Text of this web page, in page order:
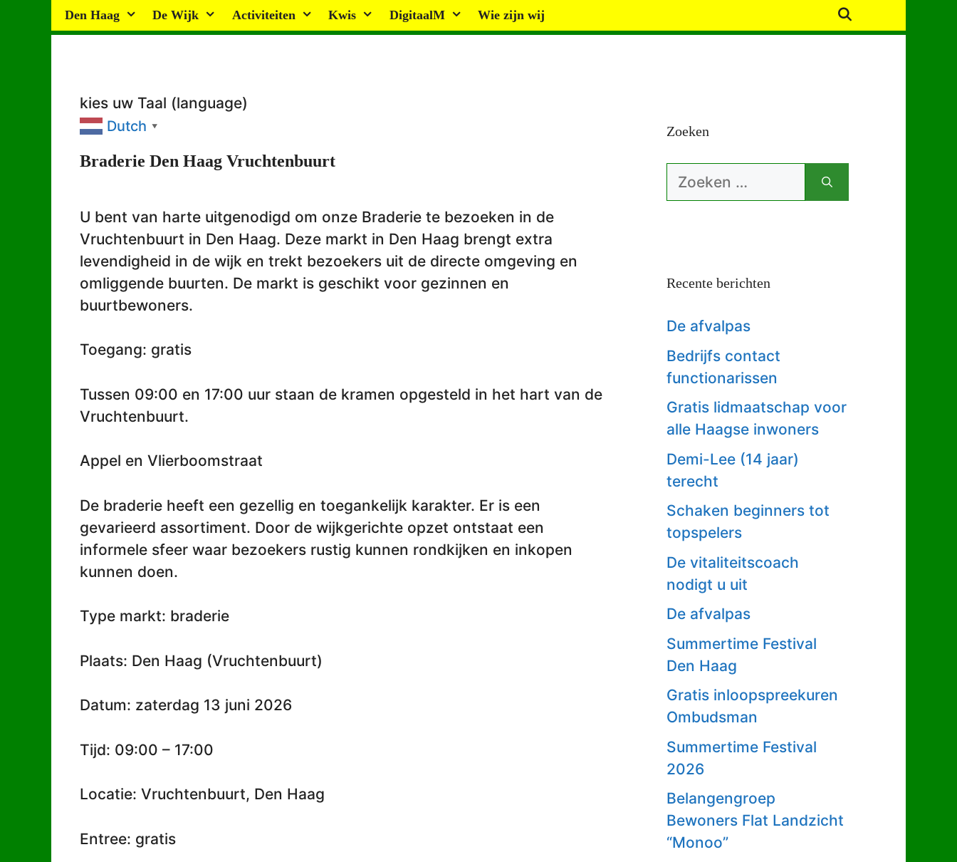
Den Haag De Wijk Activiteiten Kwis DigitaalM Wie zijn wij
kies uw Taal (language)
Dutch ▼
Braderie Den Haag Vruchtenbuurt
U bent van harte uitgenodigd om onze Braderie te bezoeken in de
Vruchtenbuurt in Den Haag. Deze markt in Den Haag brengt extra
levendigheid in de wijk en trekt bezoekers uit de directe omgeving en
omliggende buurten. De markt is geschikt voor gezinnen en
buurtbewoners.
Toegang: gratis
Tussen 09:00 en 17:00 uur staan de kramen opgesteld in het hart van de
Vruchtenbuurt.
Appel en Vlierboomstraat
De braderie heeft een gezellig en toegankelijk karakter. Er is een
gevarieerd assortiment. Door de wijkgerichte opzet ontstaat een
informele sfeer waar bezoekers rustig kunnen rondkijken en inkopen
kunnen doen.
Type markt: braderie
Plaats: Den Haag (Vruchtenbuurt)
Datum: zaterdag 13 juni 2026
Tijd: 09:00 – 17:00
Locatie: Vruchtenbuurt, Den Haag
Entree: gratis
Zoeken
Zoek
naar:
Recente berichten
De afvalpas
Bedrijfs contact
functionarissen
Gratis lidmaatschap voor
alle Haagse inwoners
Demi-Lee (14 jaar)
terecht
Schaken beginners tot
topspelers
De vitaliteitscoach
nodigt u uit
De afvalpas
Summertime Festival
Den Haag
Gratis inloopspreekuren
Ombudsman
Summertime Festival
2026
Belangengroep
Bewoners Flat Landzicht
“Monoo”